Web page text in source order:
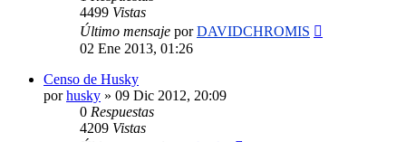
4499 Vistas
Último mensaje porDAVIDCHROMIS
02 Ene 2013, 01:26
Censo de Husky
porhusky » 09 Dic 2012, 20:09
0 Respuestas
4209 Vistas